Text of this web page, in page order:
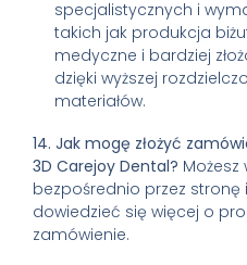
specjalistycznych i
takich jak produkcja
medyczne i bardziej
dzięki wyższej
materiałów.
14. Jak mogę złożyć
3D Carejoy Dental? Możesz
bezpośrednio przez
dowiedzieć się więcej o
zamówienie.